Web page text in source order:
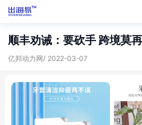
顺丰劝诫：要砍手 跨境莫
亿邦动力网/ 2022-03-07